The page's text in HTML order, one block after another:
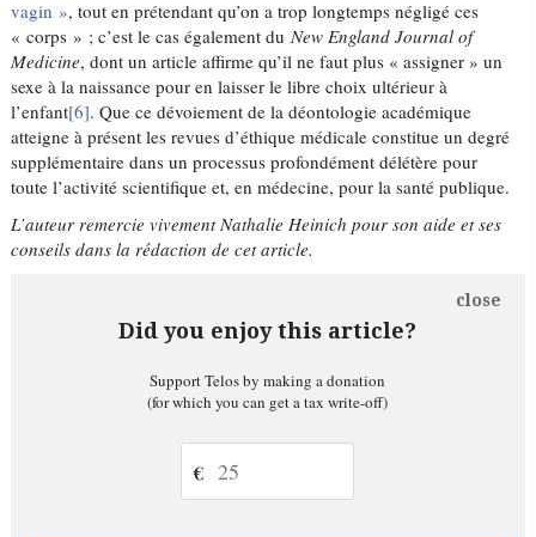
vagin », tout en prétendant qu’on a trop longtemps négligé ces
« corps » ; c’est le cas également duNew England Journal of
Medicine, dont un article affirme qu’il ne faut plus « assigner » un
sexe à la naissance pour en laisser le libre choix ultérieur à
l’enfant[6]. Que ce dévoiement de la déontologie académique
atteigne à présent les revues d’éthique médicale constitue un degré
supplémentaire dans un processus profondément délétère pour
toute l’activité scientifique et, en médecine, pour la santé publique.
L’auteur remercie vivement Nathalie Heinich pour son aide et ses
conseils dans la rédaction de cet article.
Did you enjoy this article?
close
Support Telos by making a donation
(for which you can get a tax write-off)
€